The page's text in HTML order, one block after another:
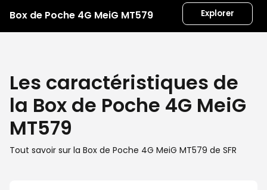
Box de Poche 4G MeiG MT579 Explorer
Les caractéristiques de
la Box de Poche 4G MeiG
MT579
Tout savoir sur la Box de Poche 4G MeiG MT579 de SFR